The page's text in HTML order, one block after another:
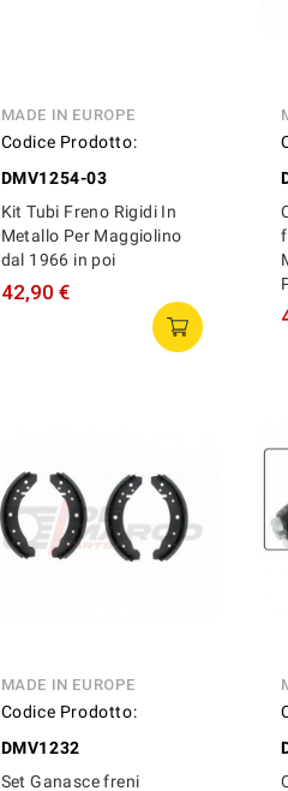
MADE IN EUROPE
Codice Prodotto:
DMV1254-03
Kit Tubi Freno Rigidi In
Metallo Per Maggiolino
dal 1966 in poi
42,90 €
MADE IN EUROPE
Codice Prodotto:
DMV1232
Set Ganasce freni